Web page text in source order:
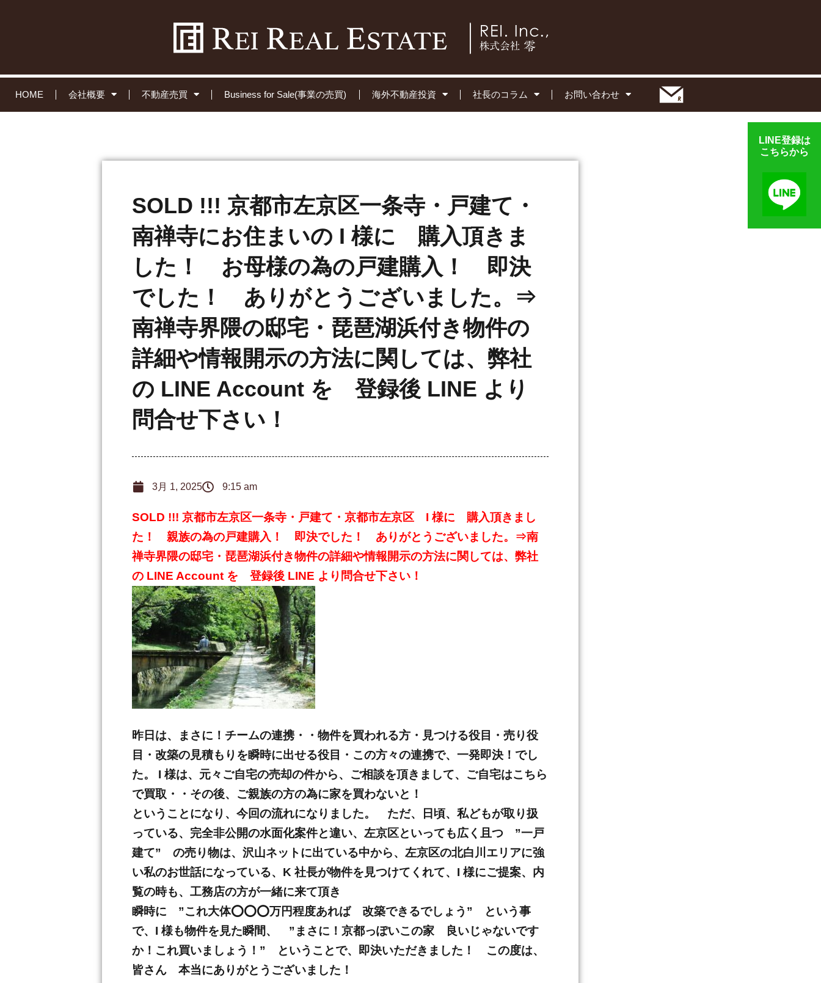
HOME 会社概要 不動産売買 Business for Sale(事業の売買) 海外不動産投資 社長のコラム お問い合わせ
LINE登録は
こちらから
SOLD !!! 京都市左京区一条寺・戸建て・
南禅寺にお住まいの I 様に 購入頂きま
した！ お母様の為の戸建購入！ 即決
でした！ ありがとうございました。⇒
南禅寺界隈の邸宅・琵琶湖浜付き物件の
詳細や情報開示の方法に関しては、弊社
の LINE Account を 登録後 LINE より
問合せ下さい！
3月 1, 2025 9:15 am
SOLD !!! 京都市左京区一条寺・戸建て・京都市左京区 I 様に 購入頂きまし
た！ 親族の為の戸建購入！ 即決でした！ ありがとうございました。 ⇒南
禅寺界隈の邸宅・琵琶湖浜付き物件の詳細や情報開示の方法に関しては、弊社
の LINE Account を 登録後 LINE より問合せ下さい！
昨日は、まさに！チームの連携・・物件を買われる方・見つける役目・売り役
目・改築の見積もりを瞬時に出せる役目・この方々の連携で、一発即決！でし
た。 I 様は、元々ご自宅の売却の件から、ご相談を頂きまして、ご自宅はこちら
で買取・・その後、ご親族の方の為に家を買わないと！
ということになり、今回の流れになりました。 ただ、日頃、私どもが取り扱
っている、完全非公開の水面化案件と違い、左京区といっても広く且つ ”一戸
建て” の売り物は、沢山ネットに出ている中から、左京区の北白川エリアに強
い私のお世話になっている、K 社長が物件を見つけてくれて、I 様にご提案、内
覧の時も、工務店の方が一緒に来て頂き
瞬時に ”これ大体⭕️⭕️⭕️万円程度あれば 改築できるでしょう” という事
で、I 様も物件を見た瞬間、 ”まさに！京都っぽいこの家 良いじゃないです
か！これ買いましょう！” ということで、即決いただきました！ この度は、
皆さん 本当にありがとうございました！